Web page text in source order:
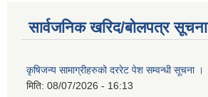
सार्वजनिक खरिद/बोलपत्र सूचना
कृषिजन्य सामाग्रीहरुको दररेट पेश सम्वन्धी सूचना ।
मिति: 08/07/2026 - 16:13